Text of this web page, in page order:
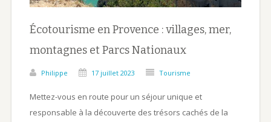
Écotourisme en Provence : villages, mer,
montagnes et Parcs Nationaux
Philippe 17 juillet 2023 Tourisme
Mettez-vous en route pour un séjour unique et
responsable à la découverte des trésors cachés de la